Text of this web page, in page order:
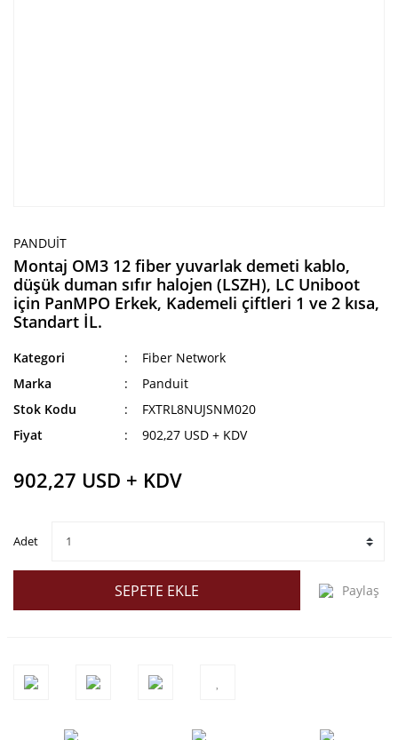
PANDUIT
Montaj OM3 12 fiber yuvarlak demeti kablo,
düşük duman sıfır halojen (LSZH), LC Uniboot
için PanMPO Erkek, Kademeli çiftleri 1 ve 2 kısa,
Standart İL.
Kategori
Fiber Network
Marka
Panduit
Stok Kodu
FXTRL8NUJSNM020
Fiyat
902,27 USD + KDV
902,27 USD + KDV
Adet
SEPETE EKLE Paylaş